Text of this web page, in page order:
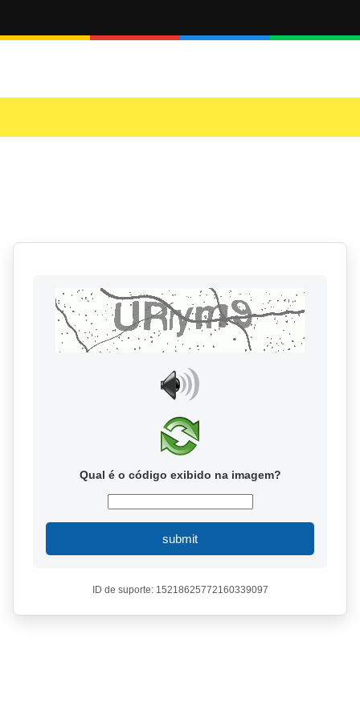
Qual é o código exibido na imagem?
submit
ID de suporte: 15218625772160339097